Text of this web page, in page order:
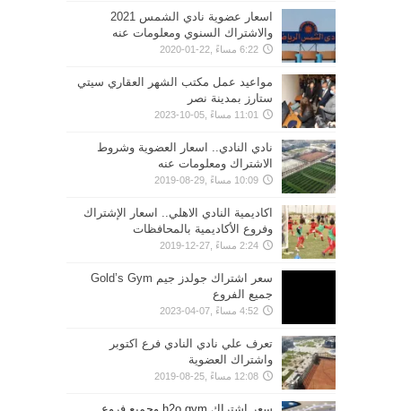
اسعار عضوية نادي الشمس 2021
والاشتراك السنوي ومعلومات عنه
6:22 مساءً ,22-01-2020
مواعيد عمل مكتب الشهر العقاري سيتي
ستارز بمدينة نصر
11:01 مساءً ,05-10-2023
نادي النادي.. اسعار العضوية وشروط
الاشتراك ومعلومات عنه
10:09 مساءً ,29-08-2019
اكاديمية النادي الاهلي.. اسعار الإشتراك
وفروع الأكاديمية بالمحافظات
2:24 مساءً ,27-12-2019
سعر اشتراك جولدز جيم Gold’s Gym
جميع الفروع
4:52 مساءً ,07-04-2023
تعرف علي نادي النادي فرع اكتوبر
واشتراك العضوية
12:08 مساءً ,25-08-2019